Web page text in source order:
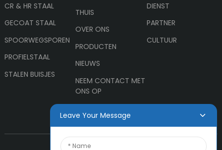
CR & HR STAAL
GECOAT STAAL
SPOORWEGSPOREN
PROFIELSTAAL
STALEN BUISJES
THUIS
OVER ONS
PRODUCTEN
NIEUWS
NEEM CONTACT MET
ONS OP
DIENST
PARTNER
CULTUUR
Leave Your Message